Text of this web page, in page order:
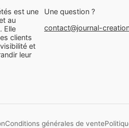
est une
au
Elle
clients
et
leur
Une question ?
contact@journal-
Conditions générales de vente